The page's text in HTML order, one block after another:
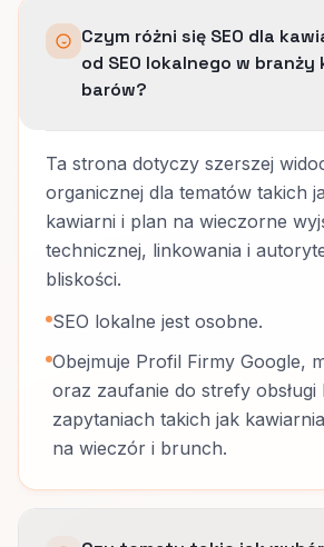
Czym różni się SEO dla
od SEO lokalnego w branży
barów?
Ta strona dotyczy szerszej
organicznej dla tematów takich
kawiarni i plan na wieczorne
technicznej, linkowania i
bliskości.
SEO lokalne jest osobne.
Obejmuje Profil Firmy Google,
oraz zaufanie do strefy obsługi
zapytaniach takich jak
na wieczór i brunch.